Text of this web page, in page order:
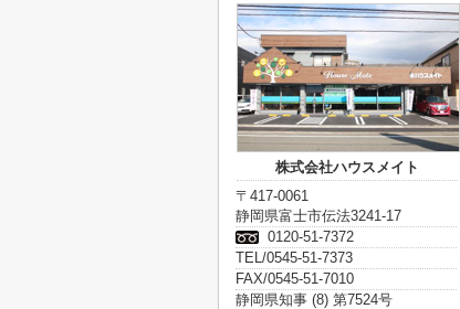
株式会社ハウスメイト
〒417-0061
静岡県富士市伝法3241-17
0120-51-7372
TEL/0545-51-7373
FAX/0545-51-7010
静岡県知事 (8) 第7524号